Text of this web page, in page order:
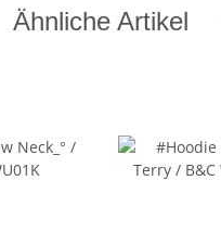
Ähnliche Artikel